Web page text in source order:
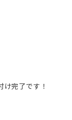
完了です！